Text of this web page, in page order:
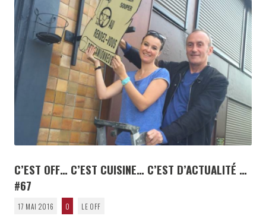
C’EST OFF… C’EST CUISINE… C’EST D’ACTUALITÉ …
#67
17 MAI 2016 0 LE OFF